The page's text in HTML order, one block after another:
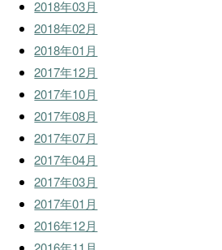
2018年03月
2018年02月
2018年01月
2017年12月
2017年10月
2017年08月
2017年07月
2017年04月
2017年03月
2017年01月
2016年12月